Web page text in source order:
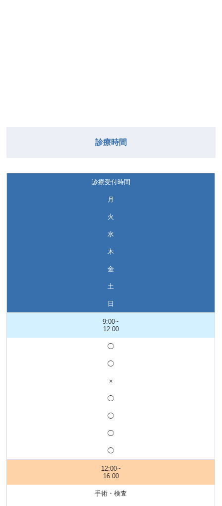
診療時間
診療受付時間
月
火
水
木
金
土
日
9:00~
12:00
◯
◯
×
◯
◯
◯
◯
12:00~
16:00
手術・検査